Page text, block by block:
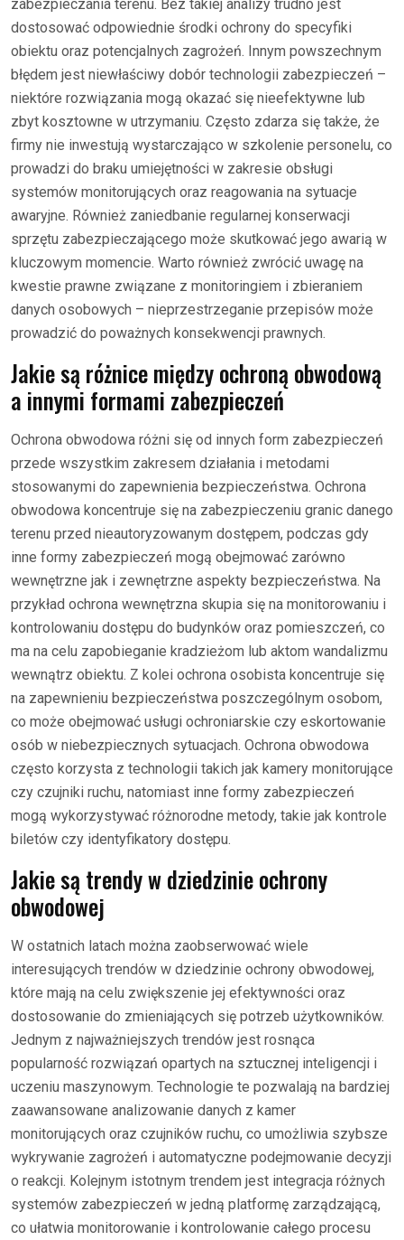
zabezpieczania terenu. Bez takiej analizy trudno jest
dostosować odpowiednie środki ochrony do specyfiki
obiektu oraz potencjalnych zagrożeń. Innym powszechnym
błędem jest niewłaściwy dobór technologii zabezpieczeń –
niektóre rozwiązania mogą okazać się nieefektywne lub
zbyt kosztowne w utrzymaniu. Często zdarza się także, że
firmy nie inwestują wystarczająco w szkolenie personelu, co
prowadzi do braku umiejętności w zakresie obsługi
systemów monitorujących oraz reagowania na sytuacje
awaryjne. Również zaniedbanie regularnej konserwacji
sprzętu zabezpieczającego może skutkować jego awarią w
kluczowym momencie. Warto również zwrócić uwagę na
kwestie prawne związane z monitoringiem i zbieraniem
danych osobowych – nieprzestrzeganie przepisów może
prowadzić do poważnych konsekwencji prawnych.
Jakie są różnice między ochroną obwodową
a innymi formami zabezpieczeń
Ochrona obwodowa różni się od innych form zabezpieczeń
przede wszystkim zakresem działania i metodami
stosowanymi do zapewnienia bezpieczeństwa. Ochrona
obwodowa koncentruje się na zabezpieczeniu granic danego
terenu przed nieautoryzowanym dostępem, podczas gdy
inne formy zabezpieczeń mogą obejmować zarówno
wewnętrzne jak i zewnętrzne aspekty bezpieczeństwa. Na
przykład ochrona wewnętrzna skupia się na monitorowaniu i
kontrolowaniu dostępu do budynków oraz pomieszczeń, co
ma na celu zapobieganie kradzieżom lub aktom wandalizmu
wewnątrz obiektu. Z kolei ochrona osobista koncentruje się
na zapewnieniu bezpieczeństwa poszczególnym osobom,
co może obejmować usługi ochroniarskie czy eskortowanie
osób w niebezpiecznych sytuacjach. Ochrona obwodowa
często korzysta z technologii takich jak kamery monitorujące
czy czujniki ruchu, natomiast inne formy zabezpieczeń
mogą wykorzystywać różnorodne metody, takie jak kontrole
biletów czy identyfikatory dostępu.
Jakie są trendy w dziedzinie ochrony
obwodowej
W ostatnich latach można zaobserwować wiele
interesujących trendów w dziedzinie ochrony obwodowej,
które mają na celu zwiększenie jej efektywności oraz
dostosowanie do zmieniających się potrzeb użytkowników.
Jednym z najważniejszych trendów jest rosnąca
popularność rozwiązań opartych na sztucznej inteligencji i
uczeniu maszynowym. Technologie te pozwalają na bardziej
zaawansowane analizowanie danych z kamer
monitorujących oraz czujników ruchu, co umożliwia szybsze
wykrywanie zagrożeń i automatyczne podejmowanie decyzji
o reakcji. Kolejnym istotnym trendem jest integracja różnych
systemów zabezpieczeń w jedną platformę zarządzającą,
co ułatwia monitorowanie i kontrolowanie całego procesu